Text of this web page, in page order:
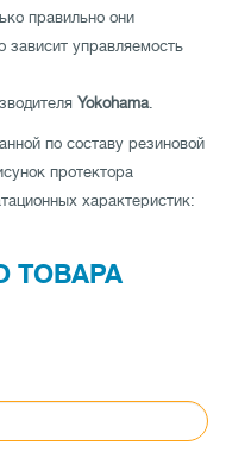
правильно они
зависит управляемость
Yokohama.
по составу резиновой
протектора
характеристик:
по прямой и
а также
показатели
ТОВАРА